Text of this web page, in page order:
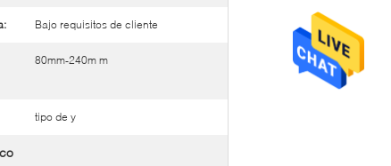
Bajo requisitos de cliente
80mm-240m m
tipo de y